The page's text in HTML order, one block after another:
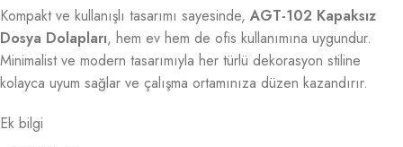
Kompakt ve kullanışlı tasarımı sayesinde, AGT-102 Kapaksız
Dosya Dolapları, hem ev hem de ofis kullanımına uygundur.
Minimalist ve modern tasarımıyla her türlü dekorasyon stiline
kolayca uyum sağlar ve çalışma ortamınıza düzen kazandırır.
Ek bilgi